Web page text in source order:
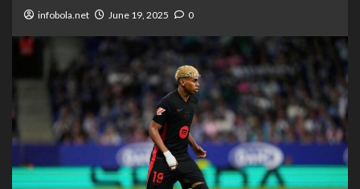
infobola.net June 19, 2025 0